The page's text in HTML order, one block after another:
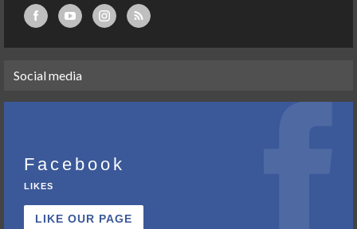
Social media
Facebook
LIKES
LIKE OUR PAGE